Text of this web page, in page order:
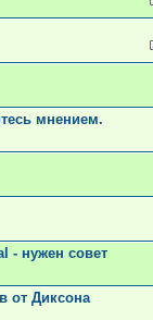
мнением.
- нужен совет
от Диксона